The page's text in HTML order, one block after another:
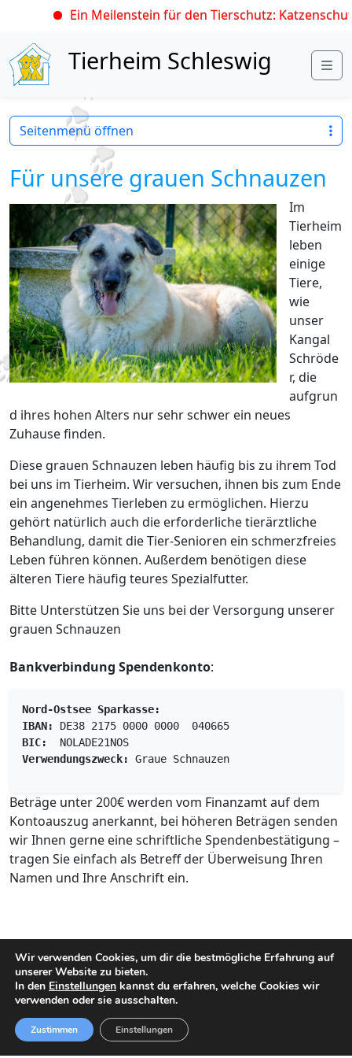
Ein Meilenstein für den Tierschutz:
Skip to content
Tierheim Schleswig
Für unsere grauen Schnauzen
Im
Tierheim
leben
einige
Tiere,
wie
unser
Kangal
Schröde
r, die
aufgrun
d ihres hohen Alters nur sehr schwer ein neues
Zuhause finden.
Diese grauen Schnauzen leben häufig bis zu ihrem Tod
bei uns im Tierheim. Wir versuchen, ihnen bis zum Ende
ein angenehmes Tierleben zu ermöglichen. Hierzu
gehört natürlich auch die erforderliche tierärztliche
Behandlung, damit die Tier-Senioren ein schmerzfreies
Leben führen können. Außerdem benötigen diese
älteren Tiere häufig teures Spezialfutter.
Bitte Unterstützen Sie uns bei der Versorgung unserer
grauen Schnauzen
Bankverbindung Spendenkonto:
Nord-Ostsee Sparkasse:
IBAN:
DE38 2175 0000 0000  040665
BIC:
  NOLADE21NOS
Verwendungszweck: Graue Schnauzen
Beträge unter 200€ werden vom Finanzamt auf dem
Kontoauszug anerkannt, bei höheren Beträgen senden
wir Ihnen gerne eine schriftliche Spendenbestätigung –
tragen Sie einfach als Betreff der Überweisung Ihren
Namen und Ihre Anschrift ein.
Seitenmenü öffnen
Impressum Datenschutz So erreichen Sie uns
Wir verwenden Cookies, um dir die bestmögliche Erfahrung auf
unserer Website zu bieten.
In den Einstellungen kannst du erfahren, welche Cookies wir
verwenden oder sie ausschalten.
Zustimmen Einstellungen